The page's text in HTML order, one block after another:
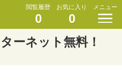
閲覧履歴
0
お気に入り
0
メニュー
ーネット無料！